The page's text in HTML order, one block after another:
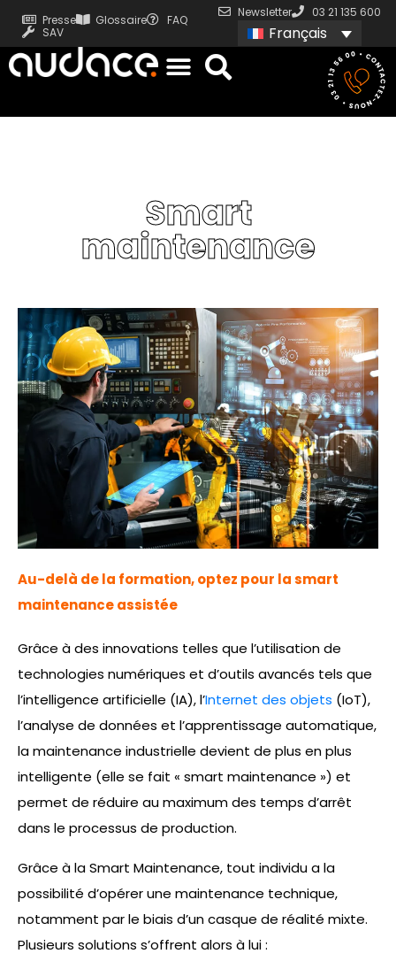
Presse Glossaire
FAQ
SAV
Newsletter 03 21 135 600
Français
Smart
maintenance
Au-delà de la formation, optez pour la smart
maintenance assistée
Grâce à des innovations telles que l’utilisation de
technologies numériques et d’outils avancés tels que
l’intelligence artificielle (IA), l’Internet des objets (IoT),
l’analyse de données et l’apprentissage automatique,
la maintenance industrielle devient de plus en plus
intelligente (elle se fait « smart maintenance ») et
permet de réduire au maximum des temps d’arrêt
dans le processus de production.
Grâce à la Smart Maintenance, tout individu a la
possibilité d’opérer une maintenance technique,
notamment par le biais d’un casque de réalité mixte.
Plusieurs solutions s’offrent alors à lui :